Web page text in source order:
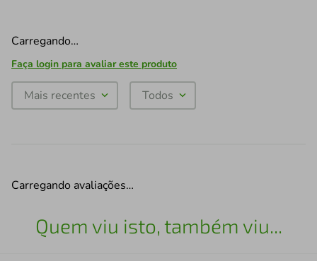
Carregando…
Faça login para avaliar este produto
Mais recentes Todos
Carregando avaliações…
Quem viu isto, também viu...